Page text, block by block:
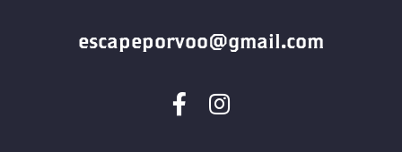
escapeporvoo@gmail.com